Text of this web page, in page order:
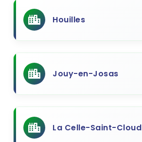
Houilles
Jouy-en-Josas
La Celle-Saint-Cloud